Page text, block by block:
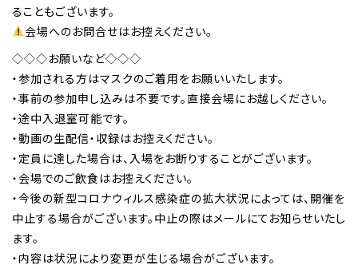
ることもございます。
会場へのお問合せはお控えください。
◇◇◇お願いなど◇◇◇
・参加される方はマスクのご着用をお願いいたします。
・事前の参加申し込みは不要です。直接会場にお越しください。
・途中入退室可能です。
・動画の生配信・収録はお控えください。
・定員に達した場合は、入場をお断りすることがございます。
・会場でのご飲食はお控えください。
・今後の新型コロナウィルス感染症の拡大状況によっては、開催を
中止する場合がございます。中止の際はメールにてお知らせいたし
ます。
・内容は状況により変更が生じる場合がございます。